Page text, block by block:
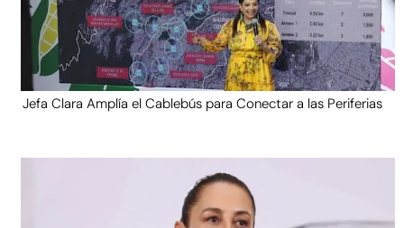
Jefa Clara Amplía el Cablebús para Conectar a las Periferias